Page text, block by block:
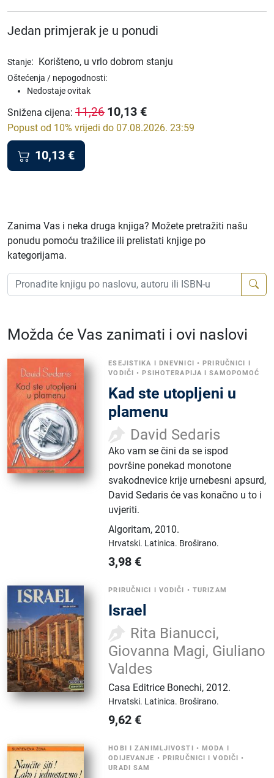
Jedan primjerak je u ponudi
Stanje: Korišteno, u vrlo dobrom stanju
Oštećenja / nepogodnosti:
Nedostaje ovitak
Snižena cijena: 11,26 10,13 €
Popust od 10% vrijedi do 07.08.2026. 23:59
10,13 €
Zanima Vas i neka druga knjiga? Možete pretražiti našu
ponudu pomoću tražilice ili prelistati knjige po
kategorijama.
Možda će Vas zanimati i ovi naslovi
ESEJISTIKA I DNEVNICI •PRIRUČNICI I
VODIČI •PSIHOTERAPIJA I SAMOPOMOĆ
Kad ste utopljeni u
plamenu
David Sedaris
Ako vam se čini da se ispod
površine ponekad monotone
svakodnevice krije urnebesni apsurd,
David Sedaris će vas konačno u to i
uvjeriti.
Algoritam,2010.
Hrvatski. Latinica. Broširano.
3,98 €
PRIRUČNICI I VODIČI • TURIZAM
Israel
Rita Bianucci,
Giovanna Magi, Giuliano
Valdes
Casa Editrice Bonechi,2012.
Hrvatski. Latinica. Broširano.
9,62 €
HOBI I ZANIMLJIVOSTI •MODA I
ODIJEVANJE • PRIRUČNICI I VODIČI •
URADI SAM